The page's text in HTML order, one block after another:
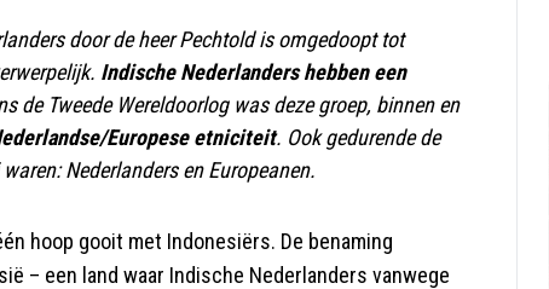
door de heer Pechtold is omgedoopt tot
Indische Nederlanders hebben een
de Tweede Wereldoorlog was deze groep, binnen en
Europese etniciteit. Ook gedurende de
Nederlanders en Europeanen.
hoop gooit met Indonesiërs. De benaming
– een land waar Indische Nederlanders vanwege